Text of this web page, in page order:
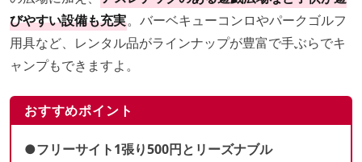
びやすい設備も充実。バーベキューコンロやパークゴルフ
用具など、レンタル品がラインナップが豊富で手ぶらでキ
ャンプもできますよ。
おすすめポイント
●フリーサイト1張り500円とリーズナブル